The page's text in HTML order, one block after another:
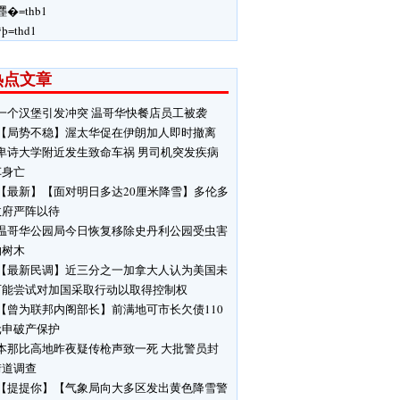
�=thb1
文章
个汉堡引发冲突 温哥华快餐店员工被袭
局势不稳】渥太华促在伊朗加人即时撤离
诗大学附近发生致命车祸 男司机突发疾病
亡
最新】【面对明日多达20厘米降雪】多伦多
严阵以待
哥华公园局今日恢复移除史丹利公园受虫害
木
最新民调】近三分之一加拿大人认为美国未
尝试对加国采取行动以取得控制权
曾为联邦内阁部长】前满地可市长欠债110
破产保护
那比高地昨夜疑传枪声致一死 大批警员封
调查
提提你】【气象局向大多区发出黄色降雪警